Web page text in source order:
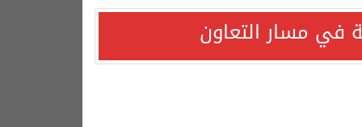
في مسار التعاون